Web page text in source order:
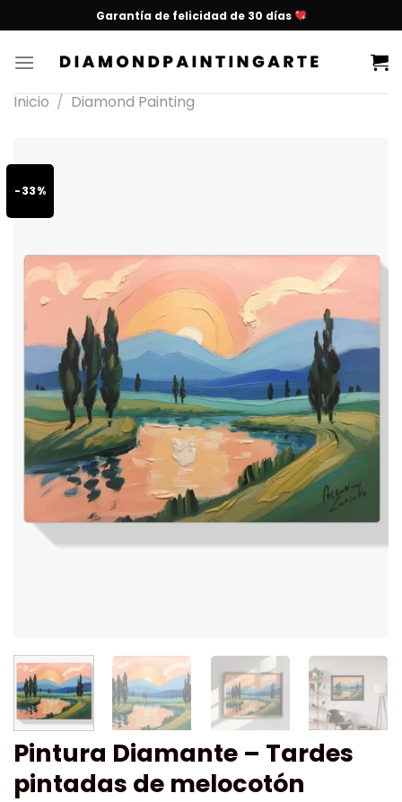
Garantía de felicidad de 30 días
Inicio / Diamond Painting
-33%
Pintura Diamante – Tardes
pintadas de melocotón